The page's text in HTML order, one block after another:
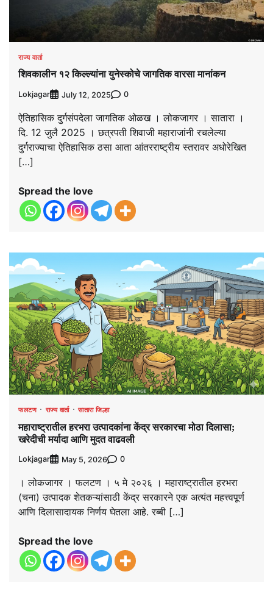
राज्य वार्ता
शिवकालीन १२ किल्ल्यांना युनेस्कोचे जागतिक वारसा मानांकन
Lokjagar July 12, 2025 0
ऐतिहासिक दुर्गसंपदेला जागतिक ओळख । लोकजागर । सातारा ।
दि. 12 जुलै 2025 । छत्रपती शिवाजी महाराजांनी रचलेल्या
दुर्गराज्याचा ऐतिहासिक ठसा आता आंतरराष्ट्रीय स्तरावर अधोरेखित
[…]
Spread the love
फलटण राज्य वार्ता सातारा जिल्हा
महाराष्ट्रातील हरभरा उत्पादकांना केंद्र सरकारचा मोठा दिलासा;
खरेदीची मर्यादा आणि मुदत वाढवली
Lokjagar May 5, 2026 0
। लोकजागर । फलटण । ५ मे २०२६ । महाराष्ट्रातील हरभरा
(चना) उत्पादक शेतकऱ्यांसाठी केंद्र सरकारने एक अत्यंत महत्त्वपूर्ण
आणि दिलासादायक निर्णय घेतला आहे. रब्बी […]
Spread the love